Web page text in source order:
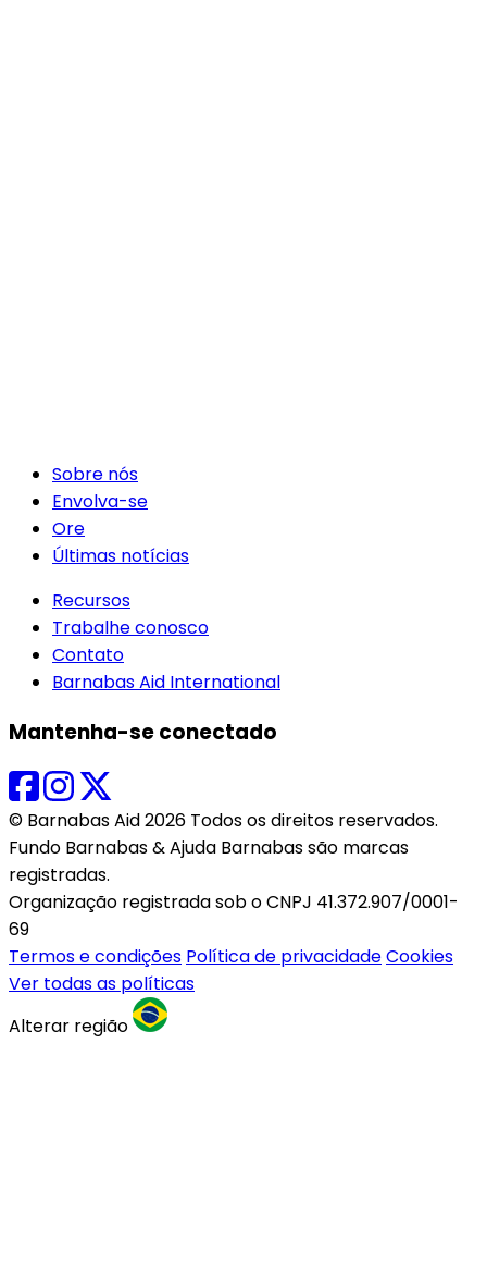
Sobre nós
Envolva-se
Ore
Últimas notícias
Recursos
Trabalhe conosco
Contato
Barnabas Aid International
Mantenha-se conectado
© Barnabas Aid 2026 Todos os direitos reservados.
Fundo Barnabas & Ajuda Barnabas são marcas
registradas.
Organização registrada sob o CNPJ 41.372.907/0001-
69
Termos e condições Política de privacidadeCookies
Ver todas as políticas
Alterar região